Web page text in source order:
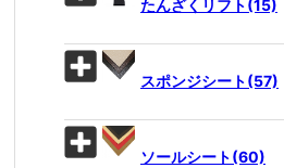
たんざくリフト(15)
スポンジシート(57)
ソールシート(60)